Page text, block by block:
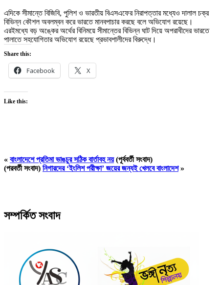
এদিকে সীমান্তে বিজিবি, পুলিশ ও ভারতীয় বিএসএফের নিরাপত্তার মধ্যেও দালাল চক্র
বিভিন্ন কৌশল অবলম্বন করে ভারতে মানবপাচার করছে বলে অভিযোগ রয়েছে।
এরইমধ্যে বড় অঙ্কের অর্থের বিনিময়ে সীমান্তের বিভিন্ন ঘাট দিয়ে অপরাধীদের ভারতে
পালাতে সহযোগিতার অভিযোগ রয়েছে প্রভাবশালীদের বিরুদ্ধে।
Share this:
Facebook X
Like this:
« বাংলাদেশে প্রতিমা ভাঙচুর সঠিক বার্তাবহ নয়(পূর্ববর্তী সংবাদ)
(পরবর্তী সংবাদ) নিগারদের ‘ইংলিশ পরীক্ষা’ জয়ের জন্যই খেলবে বাংলাদেশ»
সম্পর্কিত সংবাদ